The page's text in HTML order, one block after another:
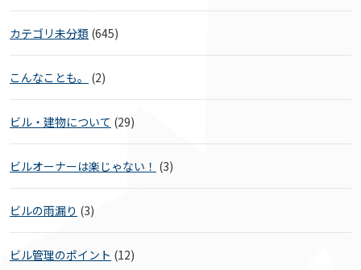
カテゴリ未分類 (645)
こんなことも。 (2)
ビル・建物について (29)
ビルオーナーは楽じゃない！ (3)
ビルの雨漏り (3)
ビル管理のポイント (12)